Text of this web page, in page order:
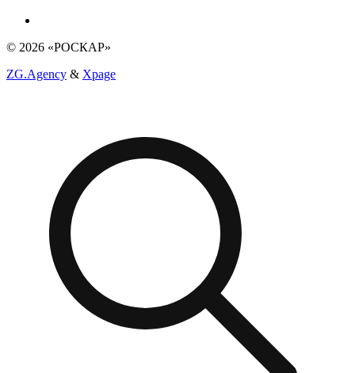
© 2026 «РОСКАР»
ZG.Agency & Xpage